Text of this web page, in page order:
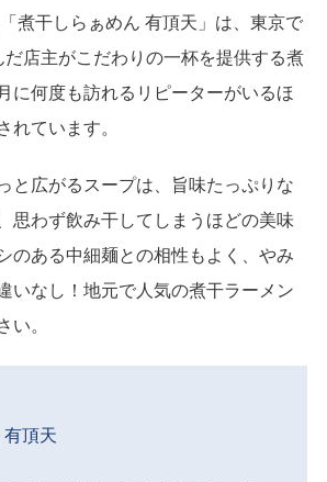
煮干しらぁめん 有頂天」は、東京で
店主がこだわりの一杯を提供する煮
に何度も訪れるリピーターがいるほ
れています。
と広がるスープは、旨味たっぷりな
思わず飲み干してしまうほどの美味
のある中細麺との相性もよく、やみ
いなし！地元で人気の煮干ラーメン
い。
頂天